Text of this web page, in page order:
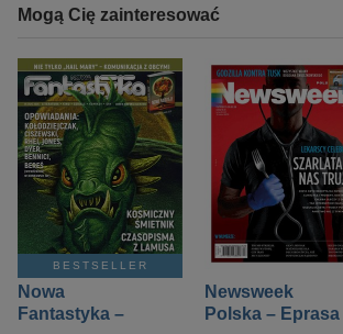
Mogą Cię zainteresować
BESTSELLER
Nowa
Fantastyka –
Newsweek
Polska – Eprasa